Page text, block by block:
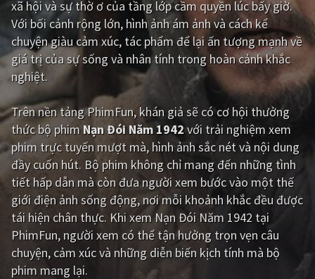
Giật gân Gia đình
Bí ẩn Lịch sử
Viễn Tây Tiểu sử
GameShow DramaTV
QUỐC GIA
Âu - Mỹ Trung Quốc - Hồng Kông
Hàn Quốc Nhật Bản
Ấn Độ Việt Nam
Tổng hợp
xã hội và sự thờ ơ của tầng lớp cầm quyền lúc bấy giờ.
Với bối cảnh rộng lớn, hình ảnh ám ảnh và cách kể
chuyện giàu cảm xúc, tác phẩm để lại ấn tượng mạnh về
giá trị của sự sống và nhân tính trong hoàn cảnh khắc
nghiệt.
Trên nền tảngPhimFun, khán giả sẽ có cơ hội thưởng
thức bộ phim Nạn Đói Năm 1942 với trải nghiệm xem
phim trực tuyến mượt mà, hình ảnh sắc nét và nội dung
đầy cuốn hút. Bộ phim không chỉ mang đến những tình
tiết hấp dẫn mà còn đưa người xem bước vào một thế
giới điện ảnh sống động, nơi mỗi khoảnh khắc đều được
tái hiện chân thực. Khi xem Nạn Đói Năm 1942 tại
PhimFun, người xem có thể tận hưởng trọn vẹn câu
chuyện, cảm xúc và những diễn biến kịch tính mà bộ
phim mang lại.